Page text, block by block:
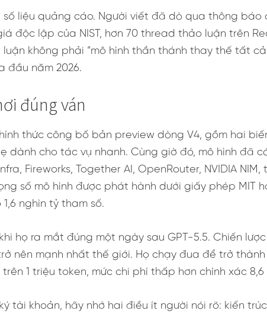
liệu quảng cáo. Người viết đã dò qua thông báo
độc lập của NIST, hơn 70 thread thảo luận trên
không phải “mô hình thần thánh thay thế tất
đầu năm 2026.
đúng ván
thức công bố bản preview dòng V4, gồm hai
dành cho tác vụ nhanh. Cùng giờ đó, mô hình đã
Fireworks, Together AI, OpenRouter, NVIDIA
số mô hình được phát hành dưới giấy phép MIT
nghìn tỷ tham số.
họ ra mắt đúng một ngày sau GPT-5.5. Chiến
nên mạnh nhất thế giới. Họ chạy đua để trở thành
trên 1 triệu token, mức chi phí thấp hơn chính xác 8,6
tài khoản, hãy nhớ hai điều ít người nói rõ: kiến